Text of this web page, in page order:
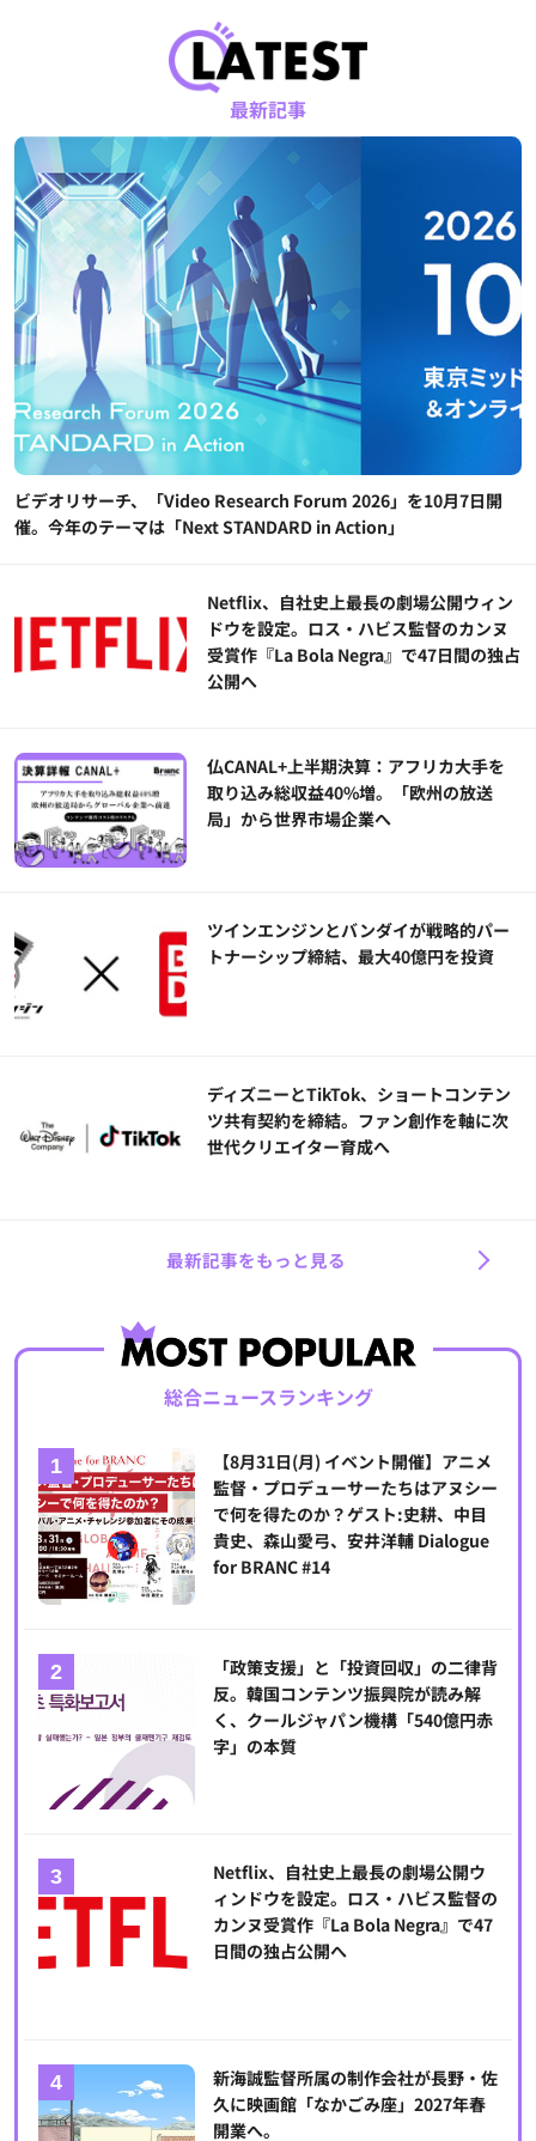
最新記事
ビデオリサーチ、「Video Research Forum 2026」を10月7日開
催。今年のテーマは「Next STANDARD in Action」
Netflix、自社史上最長の劇場公開ウィン
ドウを設定。ロス・ハビス監督のカンヌ
受賞作『La Bola Negra』で47日間の独占
公開へ
仏CANAL+上半期決算：アフリカ大手を
取り込み総収益40%増。「欧州の放送
局」から世界市場企業へ
ツインエンジンとバンダイが戦略的パー
トナーシップ締結、最大40億円を投資
ディズニーとTikTok、ショートコンテン
ツ共有契約を締結。ファン創作を軸に次
世代クリエイター育成へ
最新記事をもっと見る
総合ニュースランキング
【8月31日(月) イベント開催】アニメ
監督・プロデューサーたちはアヌシー
で何を得たのか？ゲスト:史耕、中目
貴史、森山愛弓、安井洋輔 Dialogue
for BRANC #14
「政策支援」と「投資回収」の二律背
反。韓国コンテンツ振興院が読み解
く、クールジャパン機構「540億円赤
字」の本質
Netflix、自社史上最長の劇場公開ウ
ィンドウを設定。ロス・ハビス監督の
カンヌ受賞作『La Bola Negra』で47
日間の独占公開へ
新海誠監督所属の制作会社が長野・佐
久に映画館「なかごみ座」2027年春
開業へ。